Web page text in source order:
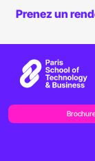
Prenez un